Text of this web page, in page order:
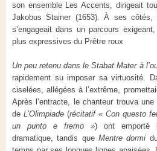
son ensemble Les Accents, dirigeait
Jakobus Stainer (1653). À ses côtés,
s’engageait dans un parcours
plus expressives du Prêtre roux
Un peu retenu dans leStabat Materà
rapidement su imposer sa virtuosité.
ciselées, allégées à l’extrême,
Après l’entracte, le chanteur trouva
de L’Olimpiade (récitatif « Con questo
un punto e fremo ») ont emporté
dramatique, tandis que Mentre dormi